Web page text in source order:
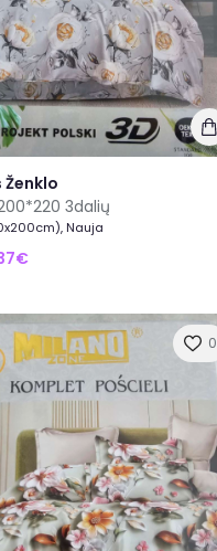
Ženklo
3dalių
Nauja
0